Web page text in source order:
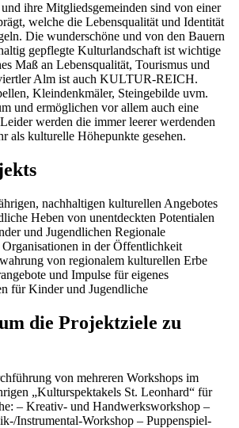
ihre Mitgliedsgemeinden sind von einer
welche die Lebensqualität und Identität
Die wunderschöne und von den Bauern
gepflegte Kulturlandschaft ist wichtige
Maß an Lebensqualität, Tourismus und
Alm ist auch KULTUR-REICH.
Kleindenkmäler, Steingebilde uvm.
und ermöglichen vor allem auch eine
werden die immer leerer werdenden
als kulturelle Höhepunkte gesehen.
nachhaltigen kulturellen Angebotes
Heben von unentdeckten Potentialen
und Jugendlichen Regionale
in der Öffentlichkeit
von regionalem kulturellen Erbe
und Impulse für eigenes
für Kinder und Jugendliche
die Projektziele zu
von mehreren Workshops im
„Kulturspektakels St. Leonhard“ für
– Kreativ- und Handwerksworkshop –
Instrumental-Workshop – Puppenspiel-